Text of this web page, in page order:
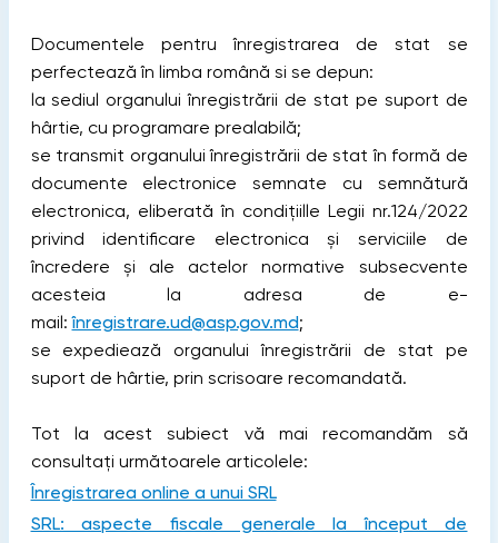
Documentele pentru înregistrarea de stat se
perfectează în limba română si se depun:
la sediul organului înregistrării de stat pe suport de
hârtie, cu programare prealabilă;
se transmit organului înregistrării de stat în formă de
documente electronice semnate cu semnătură
electronica, eliberată în condițiille Legii nr.124/2022
privind identificare electronica și serviciile de
încredere și ale actelor normative subsecvente
acesteia la adresa de e-
mail:înregistrare.ud@asp.gov.md;
se expediează organului înregistrării de stat pe
suport de hârtie, prin scrisoare recomandată.
Tot la acest subiect vă mai recomandăm să
consultați următoarele articolele:
Înregistrarea online a unui SRL
SRL: aspecte fiscale generale la început de